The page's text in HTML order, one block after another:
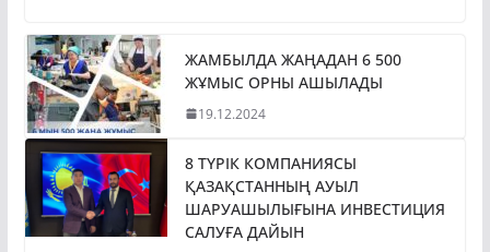
ЖАМБЫЛДА ЖАҢАДАН 6 500
ЖҰМЫС ОРНЫ АШЫЛАДЫ
19.12.2024
8 ТҮРІК КОМПАНИЯСЫ
ҚАЗАҚСТАННЫҢ АУЫЛ
ШАРУАШЫЛЫҒЫНА ИНВЕСТИЦИЯ
САЛУҒА ДАЙЫН